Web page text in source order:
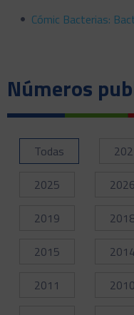
Cómic Bacterias:
Números
Todas
2025
2026
2019
2015
2011
2010